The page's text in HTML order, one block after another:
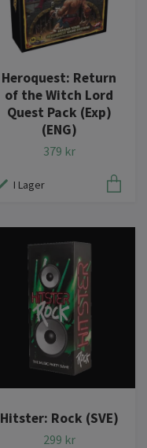
Heroquest: Return
of the Witch Lord
Quest Pack (Exp)
(ENG)
379 kr
I Lager
Hitster: Rock (SVE)
299 kr